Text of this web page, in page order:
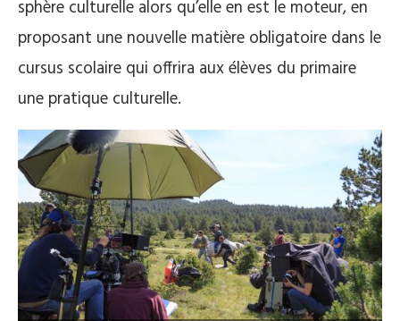
sphère culturelle alors qu’elle en est le moteur, en
proposant une nouvelle matière obligatoire dans le
cursus scolaire qui offrira aux élèves du primaire
une pratique culturelle.